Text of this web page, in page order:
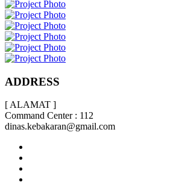
ADDRESS
[ ALAMAT ]
Command Center : 112
dinas.kebakaran@gmail.com